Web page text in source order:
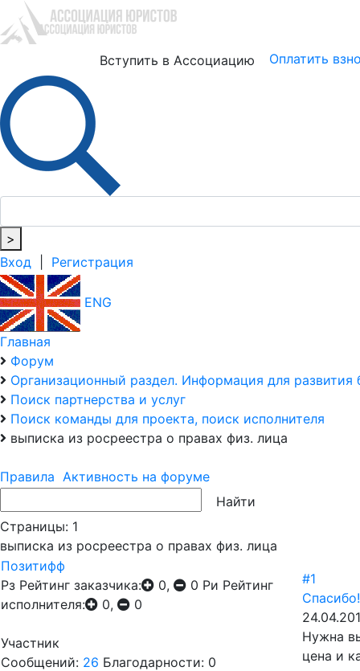
Вступить в Ассоциацию Оплатить
>
Вход
Регистрация
ENG
Главная
Форум
Организационный раздел. Информация для развития
Поиск партнерства и услуг
Поиск команды для проекта, поиск исполнителя
выписка из росреестра о правах физ. лица
Правила Активность на форуме
Страницы: 1
выписка из росреестра о правах физ. лица
Позитифф
Рз Рейтинг заказчика: 0, 0 Ри Рейтинг
исполнителя:
0, 0
Участник
Сообщений: 26 Благодарности: 0
#1
Спасибо!
Нужна
цена и